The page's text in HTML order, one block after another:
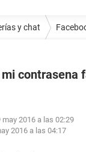
y chat
contrasena
may 2016 a las 02:29
2016 a las 04:17